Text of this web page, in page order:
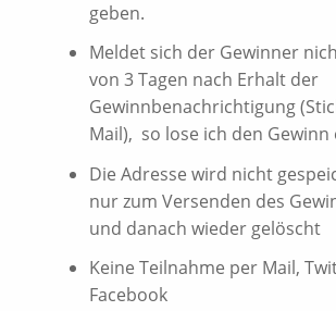
geben.
Meldet sich der Gewinner
von 3 Tagen nach Erhalt der
Gewinnbenachrichtigung
Mail), so lose ich den Gewinn
Die Adresse wird nicht
nur zum Versenden des
und danach wieder gelöscht
Keine Teilnahme per Mail,
Facebook